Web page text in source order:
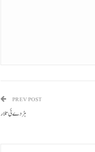
PREV POST
ہڑدے ئی تلار